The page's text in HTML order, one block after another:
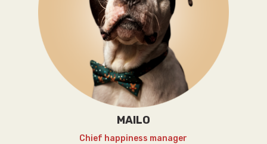
MAILO
Chief happiness manager